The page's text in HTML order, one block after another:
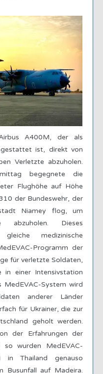
A400M, der als
ist, direkt von
Verletzte abzuholen.
begegnete die
Flughöhe auf Höhe
der Bundeswehr, der
Niamey flog, um
abzuholen. Dieses
medizinische
Programm der
für verletzte Soldaten,
in einer Intensivstation
MedEVAC-System wird
anderer Länder
für Ukrainer, die zur
geholt werden.
der Erfahrungen der
so wurden MedEVAC-
in Thailand genauso
Busunfall auf Madeira.